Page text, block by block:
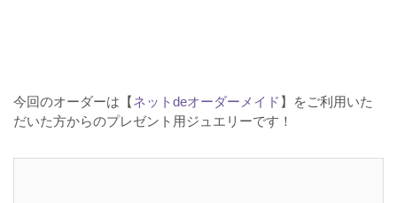
今回のオーダーは【ネットdeオーダーメイド 】をご利用いた
だいた方からのプレゼント用ジュエリーです！